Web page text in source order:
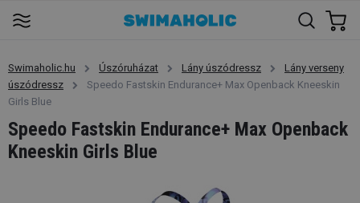
Swimaholic.hu Úszóruházat Lány úszódressz
Lány verseny
úszódressz
Speedo Fastskin Endurance+ Max Openback Kneeskin
Girls Blue
Speedo Fastskin Endurance+ Max Openback
Kneeskin Girls Blue